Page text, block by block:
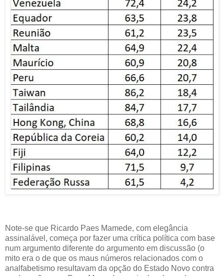
Note-se que Ricardo Paes Mamede, com elegância
assinalável, começa por fazer uma crítica política com base
num argumento diferente do argumento em discussão (o
mito era o de que os maus números relacionados com o
analfabetismo resultavam da opção do Estado Novo contra